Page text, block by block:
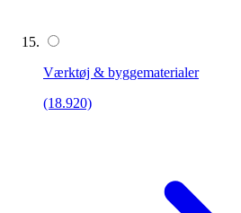
Værktøj & byggematerialer
(18.920)